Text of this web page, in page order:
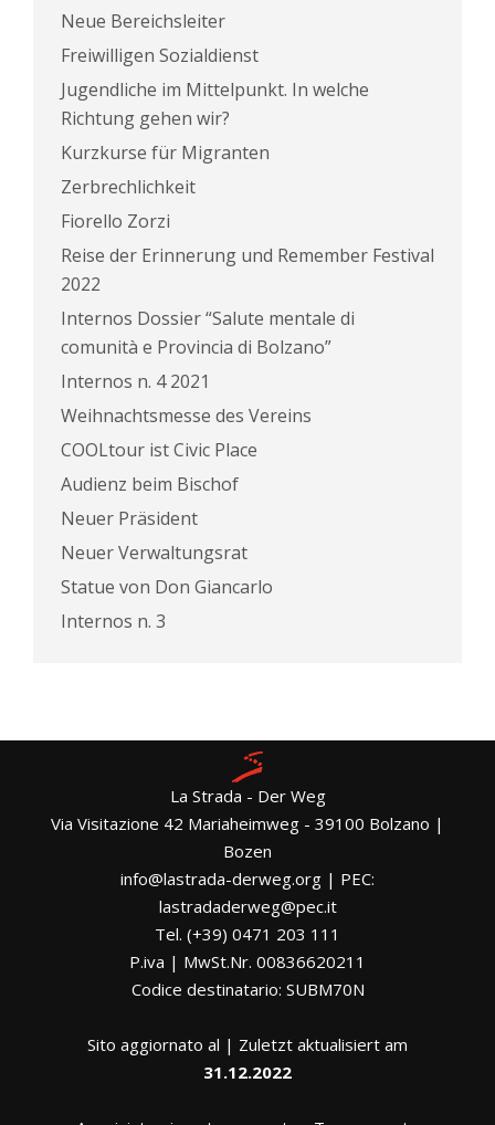
Neue Bereichsleiter
Freiwilligen Sozialdienst
Jugendliche im Mittelpunkt. In welche
Richtung gehen wir?
Kurzkurse für Migranten
Zerbrechlichkeit
Fiorello Zorzi
Reise der Erinnerung und Remember Festival
2022
Internos Dossier “Salute mentale di
comunità e Provincia di Bolzano”
Internos n. 4 2021
Weihnachtsmesse des Vereins
COOLtour ist Civic Place
Audienz beim Bischof
Neuer Präsident
Neuer Verwaltungsrat
Statue von Don Giancarlo
Internos n. 3
La Strada - Der Weg
Via Visitazione 42 Mariaheimweg - 39100 Bolzano |
Bozen
info@lastrada-derweg.org | PEC:
lastradaderweg@pec.it
Tel. (+39) 0471 203 111
P.iva | MwSt.Nr. 00836620211
Codice destinatario: SUBM70N
Sito aggiornato al | Zuletzt aktualisiert am
31.12.2022